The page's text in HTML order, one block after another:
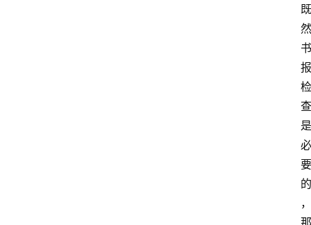
既
然
书
报
检
查
是
必
要
的
，
那